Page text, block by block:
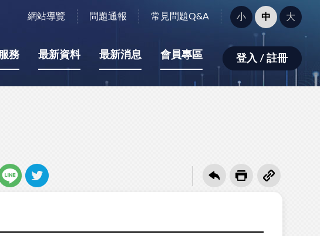
網站導覽 問題通報 常見問題Q&A
字
型
小：
小 中 大
務 最新資料 最新消息 會員專區 登入 / 註冊